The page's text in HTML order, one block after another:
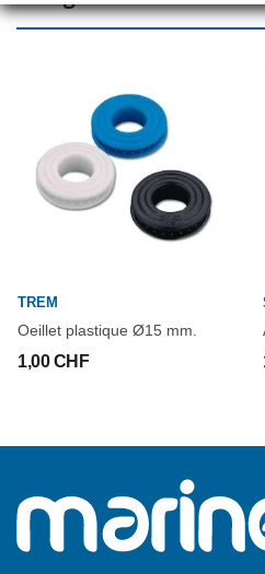
TREM
Oeillet plastique Ø15 mm.
1,00 CHF